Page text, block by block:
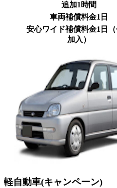
追加1時間
車両補償料金1日
安心ワイド補償料金1日
加入）
軽自動車(キャンペーン)